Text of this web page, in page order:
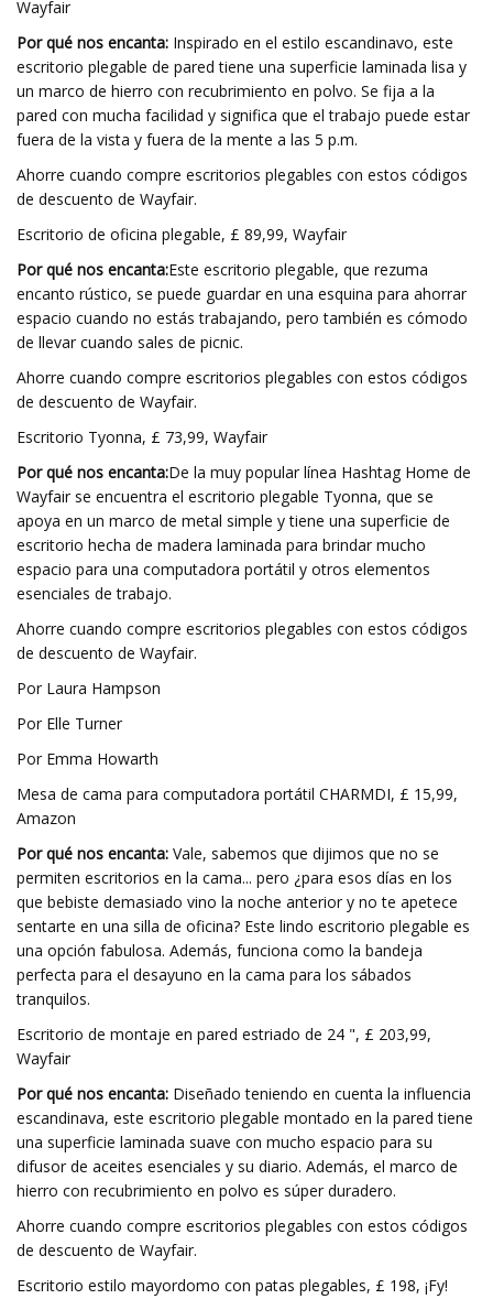
Wayfair
Por qué nos encanta: Inspirado en el estilo escandinavo, este
escritorio plegable de pared tiene una superficie laminada lisa y
un marco de hierro con recubrimiento en polvo. Se fija a la
pared con mucha facilidad y significa que el trabajo puede estar
fuera de la vista y fuera de la mente a las 5 p.m.
Ahorre cuando compre escritorios plegables con estos códigos
de descuento de Wayfair.
Escritorio de oficina plegable, £ 89,99, Wayfair
Por qué nos encanta:Este escritorio plegable, que rezuma
encanto rústico, se puede guardar en una esquina para ahorrar
espacio cuando no estás trabajando, pero también es cómodo
de llevar cuando sales de picnic.
Ahorre cuando compre escritorios plegables con estos códigos
de descuento de Wayfair.
Escritorio Tyonna, £ 73,99, Wayfair
Por qué nos encanta:De la muy popular línea Hashtag Home de
Wayfair se encuentra el escritorio plegable Tyonna, que se
apoya en un marco de metal simple y tiene una superficie de
escritorio hecha de madera laminada para brindar mucho
espacio para una computadora portátil y otros elementos
esenciales de trabajo.
Ahorre cuando compre escritorios plegables con estos códigos
de descuento de Wayfair.
Por Laura Hampson
Por Elle Turner
Por Emma Howarth
Mesa de cama para computadora portátil CHARMDI, £ 15,99,
Amazon
Por qué nos encanta: Vale, sabemos que dijimos que no se
permiten escritorios en la cama... pero ¿para esos días en los
que bebiste demasiado vino la noche anterior y no te apetece
sentarte en una silla de oficina? Este lindo escritorio plegable es
una opción fabulosa. Además, funciona como la bandeja
perfecta para el desayuno en la cama para los sábados
tranquilos.
Escritorio de montaje en pared estriado de 24 ", £ 203,99,
Wayfair
Por qué nos encanta: Diseñado teniendo en cuenta la influencia
escandinava, este escritorio plegable montado en la pared tiene
una superficie laminada suave con mucho espacio para su
difusor de aceites esenciales y su diario. Además, el marco de
hierro con recubrimiento en polvo es súper duradero.
Ahorre cuando compre escritorios plegables con estos códigos
de descuento de Wayfair.
Escritorio estilo mayordomo con patas plegables, £ 198, ¡Fy!